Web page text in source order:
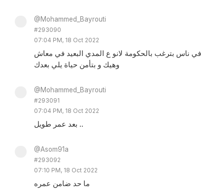
@Mohammed_Bayrouti
#293090
07:04 PM, 18 Oct 2022
في ناس بترغب بالحكومة لانو ع المدي البعيد في معاش
وهيك و بتأمن حياة يلي بعدك
@Mohammed_Bayrouti
#293091
07:04 PM, 18 Oct 2022
بعد عمر طويل ..
@Asom91a
#293092
07:10 PM, 18 Oct 2022
ما حد ضامن عمره